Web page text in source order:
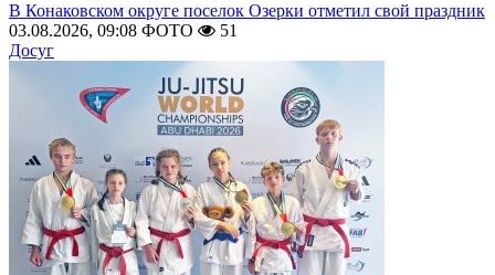
В Конаковском округе поселок Озерки отметил свой праздник
03.08.2026, 09:08 ФОТО
51
Досуг